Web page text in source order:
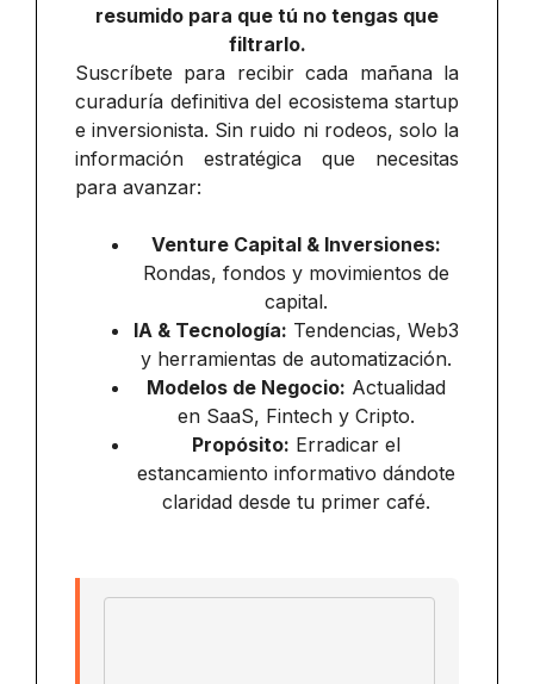
resumido para que tú no tengas que
filtrarlo.
Suscríbete para recibir cada mañana la
curaduría definitiva del ecosistema startup
e inversionista. Sin ruido ni rodeos, solo la
información estratégica que necesitas
para avanzar:
Venture Capital & Inversiones:
Rondas, fondos y movimientos de
capital.
IA & Tecnología: Tendencias, Web3
y herramientas de automatización.
Modelos de Negocio: Actualidad
en SaaS, Fintech y Cripto.
Propósito: Erradicar el
estancamiento informativo dándote
claridad desde tu primer café.